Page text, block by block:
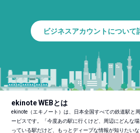
ビジネスアカウントについて
ekinote WEBとは
ekinote（エキノート）は、日本全国すべての鉄道駅と
ービスです。「今度あの駅に行くけど、周辺にどんな
っている駅だけど、もっとディープな情報が知りたい